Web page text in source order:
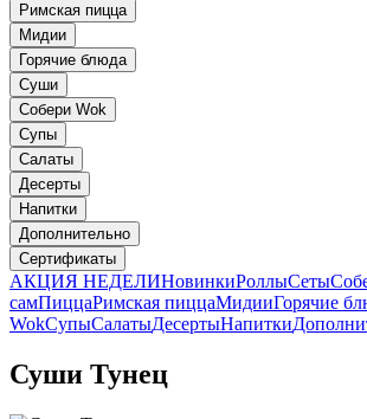
Римская пицца
Мидии
Горячие блюда
Суши
Собери Wok
Супы
Салаты
Десерты
Напитки
Дополнительно
Сертификаты
АКЦИЯ НЕДЕЛИНовинкиРоллыСеты
самПиццаРимская пиццаМидииГорячие
WokСупыСалатыДесертыНапитки
Суши Тунец